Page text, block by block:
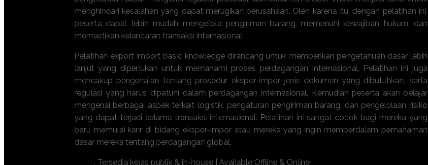
menghindari kesalahan yang dapat merugikan perusahaan. Oleh karena itu, dengan pelatihan ini,
peserta dapat lebih mudah mengelola pengiriman barang, memenuhi kewajiban hukum, dan
memastikan kelancaran transaksi internasional.
Pelatihan export import basic knowledge dirancang untuk memberikan pengetahuan dasar lebih
lanjut yang diperlukan untuk memahami proses perdagangan internasional. Pelatihan ini juga
mencakup pengenalan tentang prosedur ekspor-impor, jenis dokumen yang dibutuhkan, serta
regulasi yang harus dipatuhi dalam perdagangan internasional. Kemudian peserta akan belajar
mengenai berbagai aspek terkait logistik, pengaturan pengiriman barang, dan pengelolaan risiko
yang dapat terjadi selama transaksi internasional. Pelatihan ini sangat cocok bagi mereka yang
baru memulai karir di bidang ekspor-impor atau mereka yang ingin memperdalam pemahaman
dasar mereka tentang perdagangan global.
. Tersedia kelas publik & in-house | Available Offline & Online